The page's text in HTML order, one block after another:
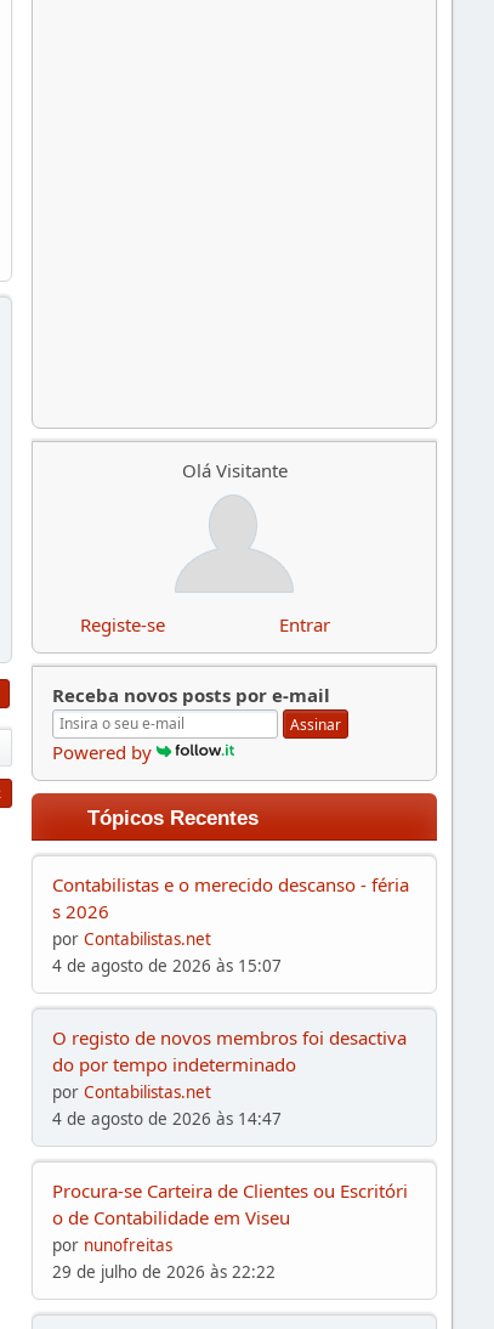
Olá Visitante
Registe-se Entrar
Receba novos posts por e-mail
Assinar
Powered by
Tópicos Recentes
Contabilistas e o merecido descanso - féria
s 2026
porContabilistas.net
4 de agosto de 2026 às 15:07
O registo de novos membros foi desactiva
do por tempo indeterminado
porContabilistas.net
4 de agosto de 2026 às 14:47
Procura-se Carteira de Clientes ou Escritóri
o de Contabilidade em Viseu
por nunofreitas
29 de julho de 2026 às 22:22